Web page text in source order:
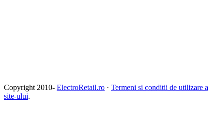
Copyright 2010- ElectroRetail.ro · Termeni si conditii de utilizare a
site-ului.